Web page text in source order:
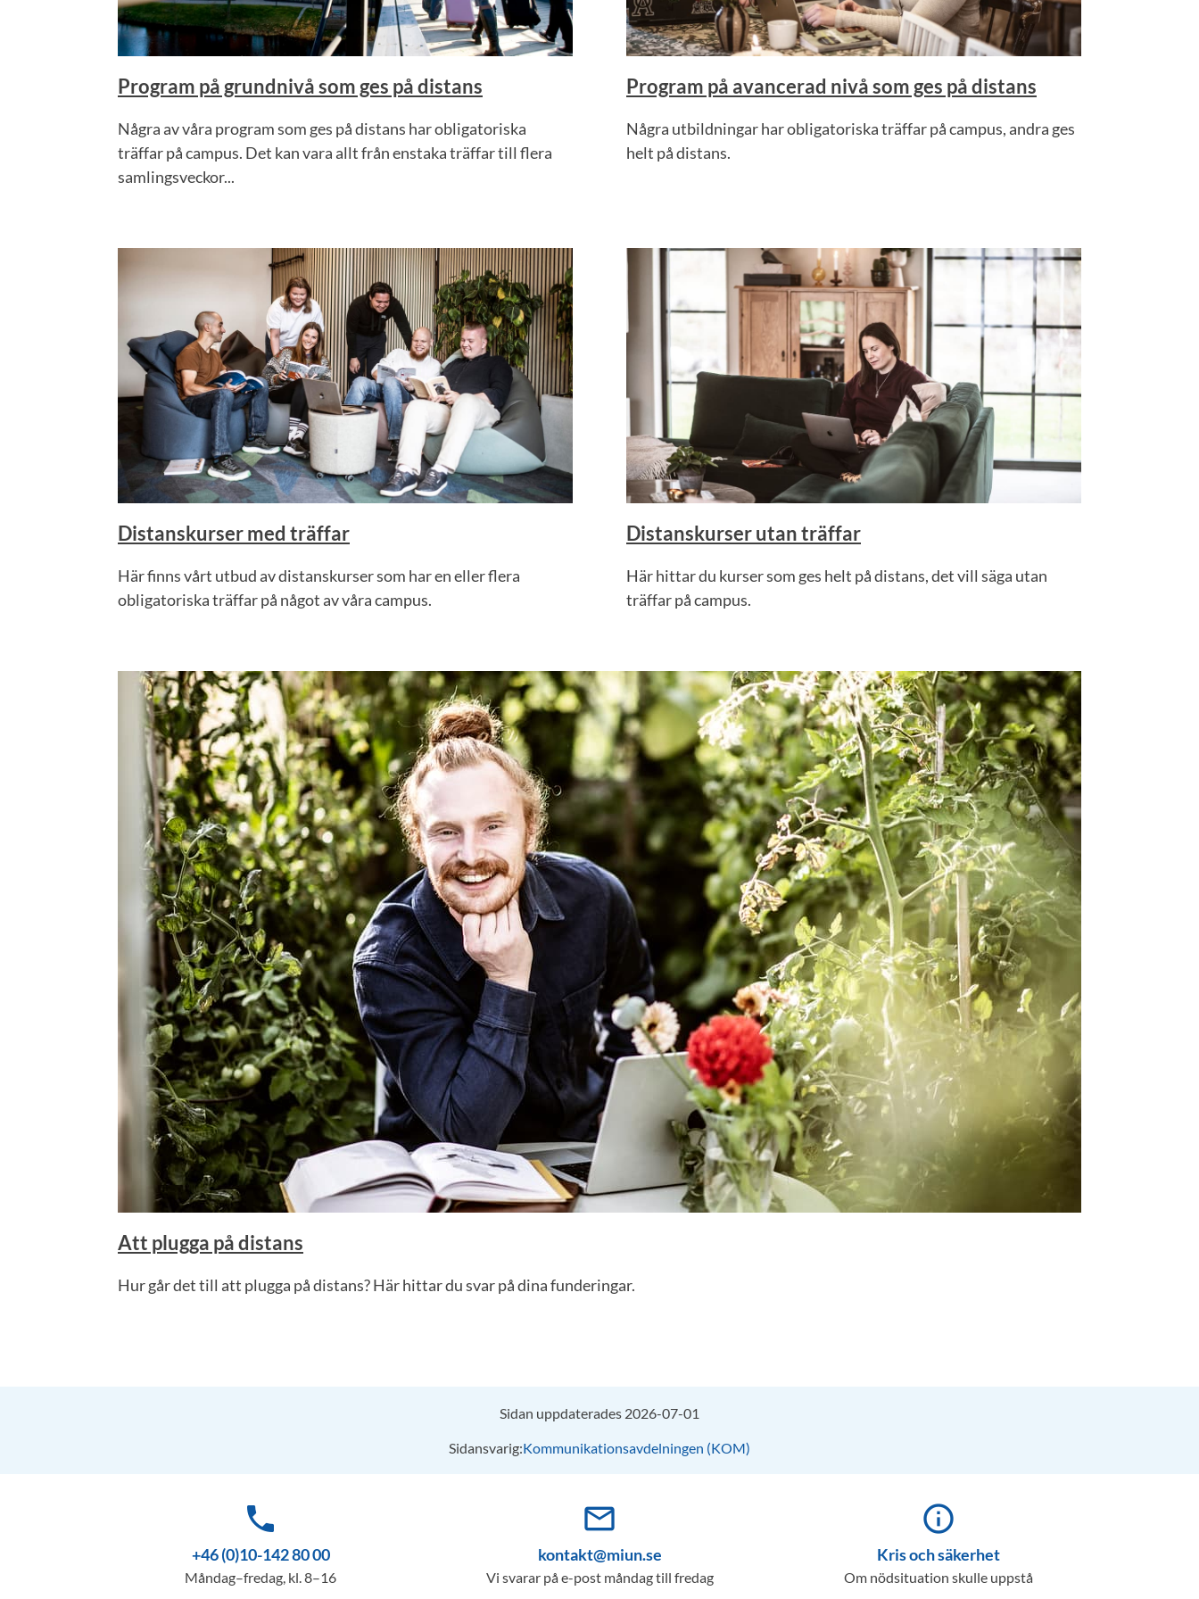
Program på grundnivå som ges på distans
Några av våra program som ges på distans har obligatoriska
träffar på campus. Det kan vara allt från enstaka träffar till flera
samlingsveckor...
Program på avancerad nivå som ges på distans
Några utbildningar har obligatoriska träffar på campus, andra ges
helt på distans.
Distanskurser med träffar
Här finns vårt utbud av distanskurser som har en eller flera
obligatoriska träffar på något av våra campus.
Distanskurser utan träffar
Här hittar du kurser som ges helt på distans, det vill säga utan
träffar på campus.
Att plugga på distans
Hur går det till att plugga på distans? Här hittar du svar på dina funderingar.
Sidan uppdaterades 2026-07-01
Sidansvarig:Kommunikationsavdelningen (KOM)
phone
+46 (0)10-142 80 00
Måndag–fredag, kl. 8–16
mail_outline
kontakt@miun.se
Vi svarar på e-post måndag till fredag
info_outline
Kris och säkerhet
Om nödsituation skulle uppstå